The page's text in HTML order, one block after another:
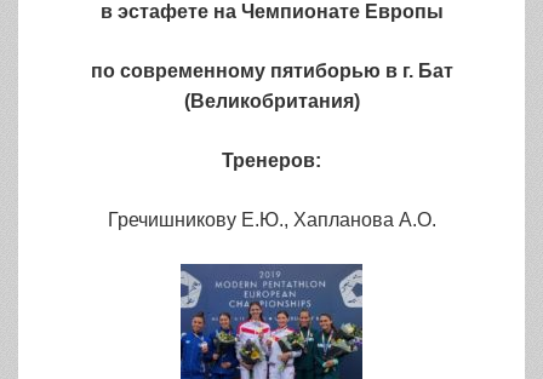
в эстафете на Чемпионате Европы
по современному пятиборью в г. Бат
(Великобритания)
Тренеров:
Гречишникову Е.Ю., Хапланова А.О.